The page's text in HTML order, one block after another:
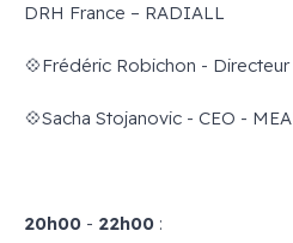
DRH France – RADIALL
💠Frédéric Robichon -
💠Sacha Stojanovic - CEO -
20h00 - 22h00 :